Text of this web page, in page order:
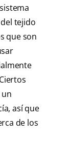
tejido
que son
así que
de los